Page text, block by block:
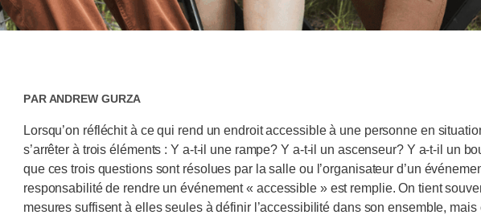
ParAndrew Gurza
Lorsqu’on réfléchit à ce qui rend un endroit accessible à une personne en
s’arrêter à trois éléments : Y a-t-il une rampe? Y a-t-il un ascenseur? Y a-t-il un
que ces trois questions sont résolues par la salle ou l’organisateur d’un
responsabilité de rendre un événement « accessible » est remplie. On tient
mesures suffisent à elles seules à définir l’accessibilité dans son ensemble,